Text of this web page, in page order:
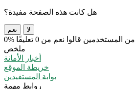
هل كانت هذه الصفحة مفيدة؟
نعم لا
0% من المستخدمين قالوا نعم من 0 تعليقًا
ملخص
أخبار الأمانة
خريطة الموقع
بوابة المستفيدين
روابط مهمة